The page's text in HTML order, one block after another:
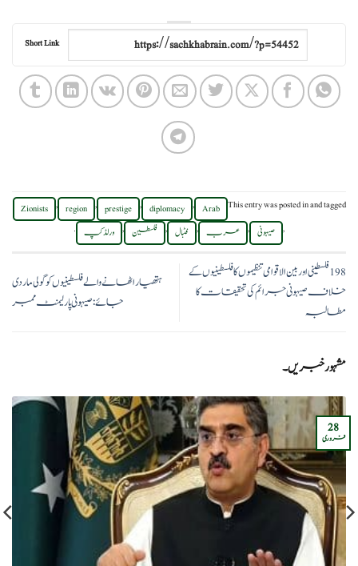
Short Link
This entry was posted inand tagged
Arab
,
diplomacy
,
prestige
,
region
,
Zionists
, صیہونی , عرب , فٹبال , فلسطین , ورلڈکپ .
198 فلسطینی اور بین الاقوامی تنظیموں کا فلسطینیوں کے
خلاف صیہونی جرائم کی تحقیقات کا
مطالبہ
ہتھیار اٹھانے والے فلسطینیوں کو گولی مار دی
جائے:صیہونی پارلیمنٹ ممبر
مشہور خبریں۔
28
فروری